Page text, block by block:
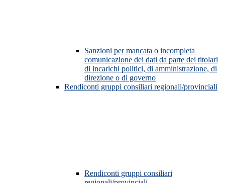
Sanzioni per mancata o incompleta
comunicazione dei dati da parte dei titolari
di incarichi politici, di amministrazione, di
direzione o di governo
Rendiconti gruppi consiliari regionali/provinciali
Rendiconti gruppi consiliari